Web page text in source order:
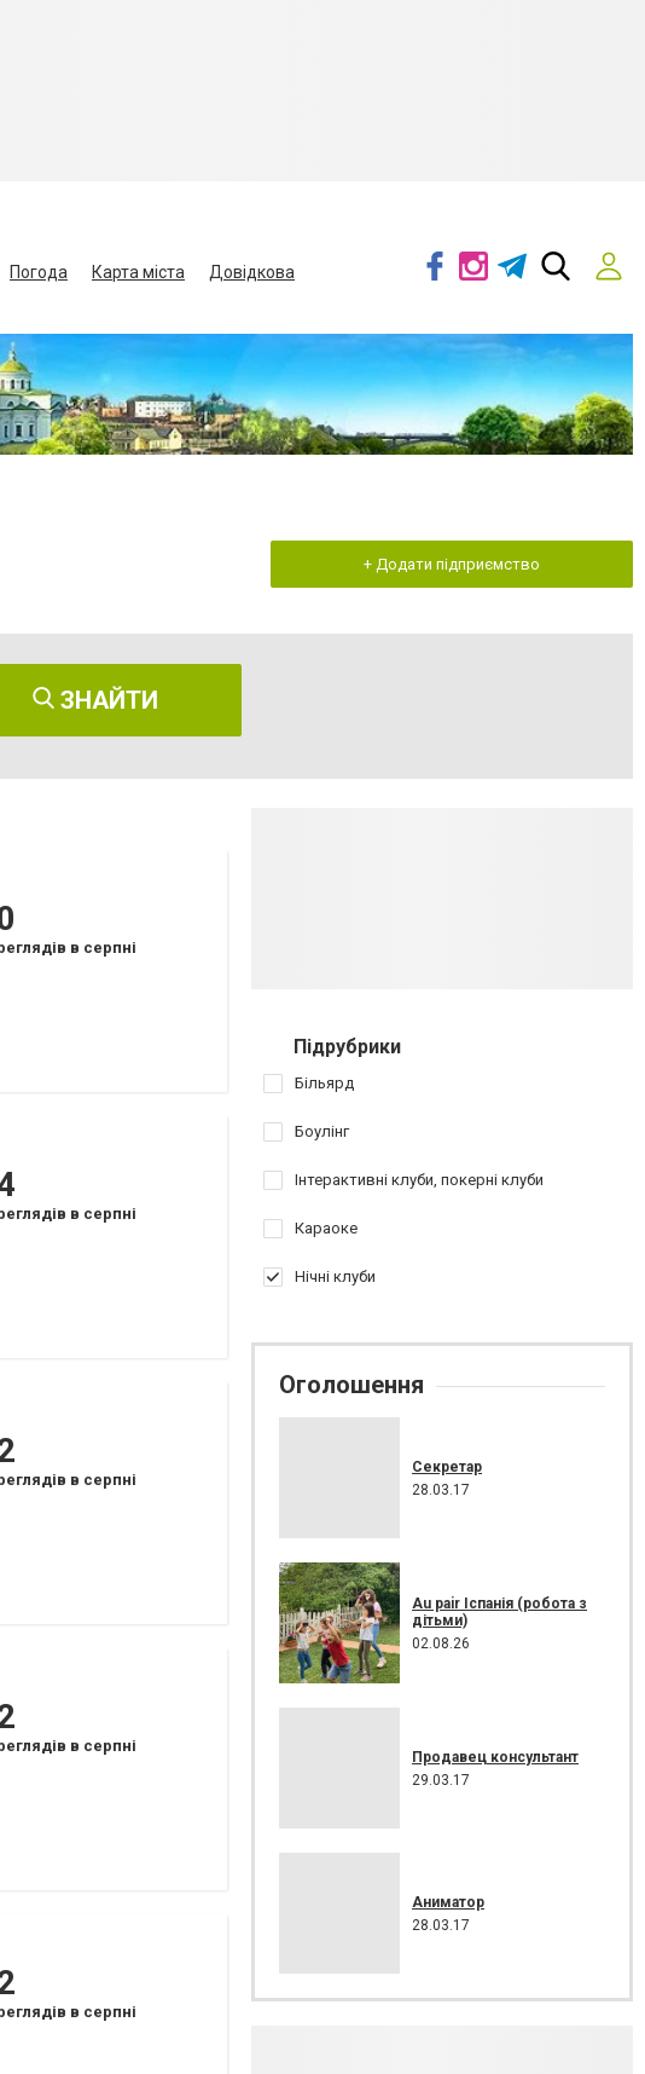
Погода Карта міста
Довідкова
+ Додати підприємство
ЗНАЙТИ
в серпні
в серпні
в серпні
в серпні
в серпні
Підрубрики
Більярд
Боулінг
Інтерактивні клуби, покерні клуби
Караоке
Нічні клуби
Оголошення
Секретар
28.03.17
Au pair Іспанія (робота з
дітьми)
02.08.26
Продавец консультант
29.03.17
Аниматор
28.03.17